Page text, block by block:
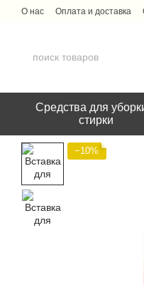
Перейти к основному
О нас Оплата и доставка
Средства для
стирки
−10%